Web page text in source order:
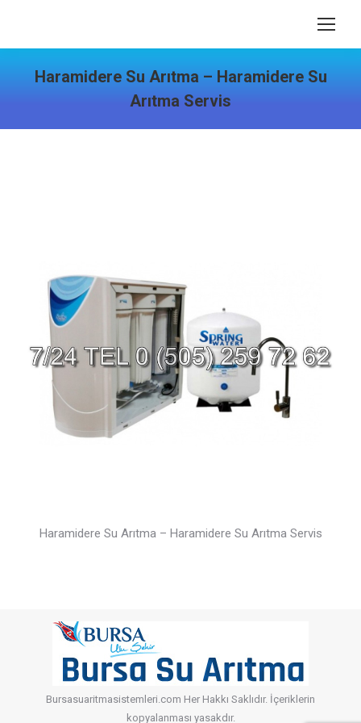
Haramidere Su Arıtma – Haramidere Su
Arıtma Servis
Haramidere Su Arıtma – Haramidere Su Arıtma Servis
Bursasuaritmasistemleri.com Her Hakkı Saklıdır. İçeriklerin
kopyalanması yasakdır.